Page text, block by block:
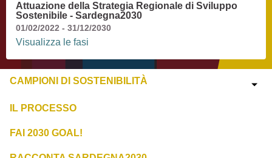
Attuazione della Strategia Regionale di Sviluppo
Sostenibile - Sardegna2030
01/02/2022 - 31/12/2030
Visualizza le fasi
CAMPIONI DI SOSTENIBILITÀ
IL PROCESSO
FAI 2030 GOAL!